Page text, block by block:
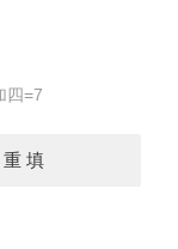
四=7